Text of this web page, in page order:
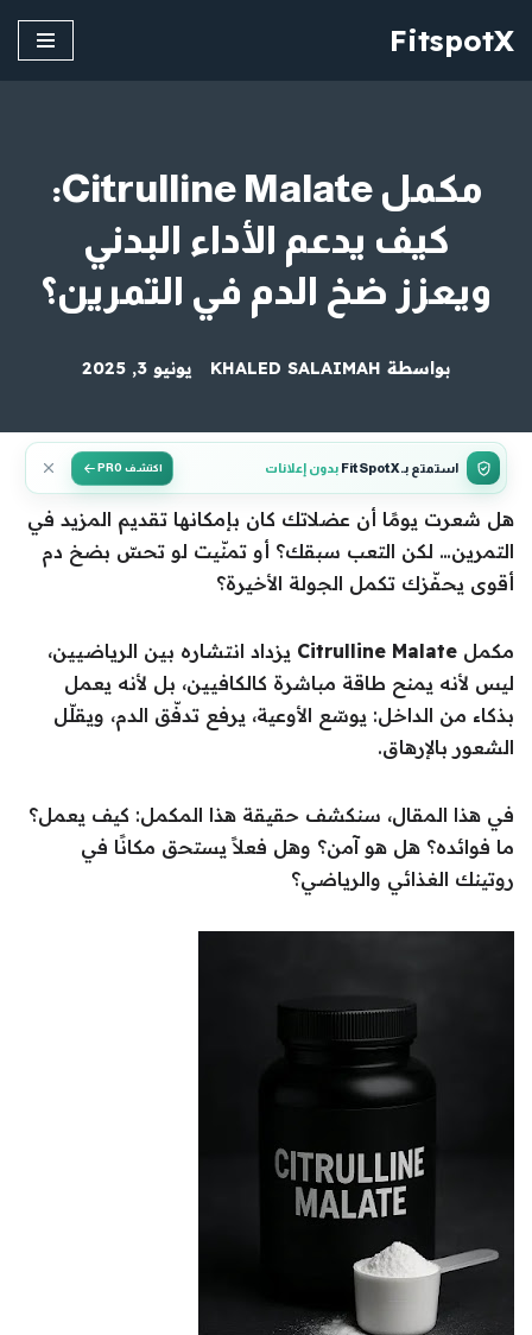
FitspotX
مكمل Citrulline Malate:
كيف يدعم الأداء البدني
ويعزز ضخ الدم في التمرين؟
بواسطة KHALED SALAIMAH يونيو 3, 2025
استمتع بـ FitSpotX بدون إعلانات اكتشف PRO
هل شعرت يومًا أن عضلاتك كان بإمكانها تقديم المزيد في
التمرين… لكن التعب سبقك؟ أو تمنّيت لو تحسّ بضخ دم
أقوى يحفّزك تكمل الجولة الأخيرة؟
مكمل Citrulline Malate يزداد انتشاره بين الرياضيين،
ليس لأنه يمنح طاقة مباشرة كالكافيين، بل لأنه يعمل
بذكاء من الداخل: يوسّع الأوعية، يرفع تدفّق الدم، ويقلّل
الشعور بالإرهاق.
في هذا المقال، سنكشف حقيقة هذا المكمل: كيف يعمل؟
ما فوائده؟ هل هو آمن؟ وهل فعلاً يستحق مكانًا في
روتينك الغذائي والرياضي؟